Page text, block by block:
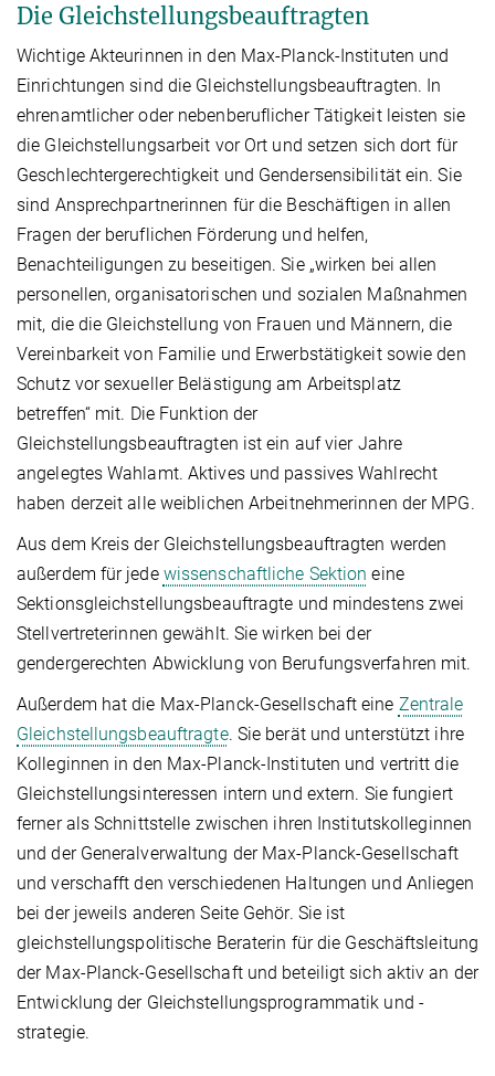
Die Gleichstellungsbeauftragten
Wichtige Akteurinnen in den Max-Planck-Instituten und
Einrichtungen sind die Gleichstellungsbeauftragten. In
ehrenamtlicher oder nebenberuflicher Tätigkeit leisten sie
die Gleichstellungsarbeit vor Ort und setzen sich dort für
Geschlechtergerechtigkeit und Gendersensibilität ein. Sie
sind Ansprechpartnerinnen für die Beschäftigen in allen
Fragen der beruflichen Förderung und helfen,
Benachteiligungen zu beseitigen. Sie „wirken bei allen
personellen, organisatorischen und sozialen Maßnahmen
mit, die die Gleichstellung von Frauen und Männern, die
Vereinbarkeit von Familie und Erwerbstätigkeit sowie den
Schutz vor sexueller Belästigung am Arbeitsplatz
betreffen“ mit. Die Funktion der
Gleichstellungsbeauftragten ist ein auf vier Jahre
angelegtes Wahlamt. Aktives und passives Wahlrecht
haben derzeit alle weiblichen Arbeitnehmerinnen der MPG.
Aus dem Kreis der Gleichstellungsbeauftragten werden
außerdem für jede wissenschaftliche Sektion eine
Sektionsgleichstellungsbeauftragte und mindestens zwei
Stellvertreterinnen gewählt. Sie wirken bei der
gendergerechten Abwicklung von Berufungsverfahren mit.
Außerdem hat die Max-Planck-Gesellschaft eine Zentrale
Gleichstellungsbeauftragte. Sie berät und unterstützt ihre
Kolleginnen in den Max-Planck-Instituten und vertritt die
Gleichstellungsinteressen intern und extern. Sie fungiert
ferner als Schnittstelle zwischen ihren Institutskolleginnen
und der Generalverwaltung der Max-Planck-Gesellschaft
und verschafft den verschiedenen Haltungen und Anliegen
bei der jeweils anderen Seite Gehör. Sie ist
gleichstellungspolitische Beraterin für die Geschäftsleitung
der Max-Planck-Gesellschaft und beteiligt sich aktiv an der
Entwicklung der Gleichstellungsprogrammatik und -
strategie.